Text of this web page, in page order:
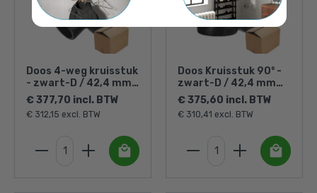
Doos 4-weg kruisstuk
- zwart-D / 42,4 mm
(15 stuks)
€ 377,70 incl. BTW
€ 312,15 excl. BTW
Doos Kruisstuk 90° -
zwart-D / 42,4 mm
(40 stuks)
€ 375,60 incl. BTW
€ 310,41 excl. BTW